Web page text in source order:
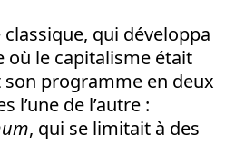
qui développa
où le capitalisme était
programme en deux
l’une de l’autre :
, qui se limitait à des